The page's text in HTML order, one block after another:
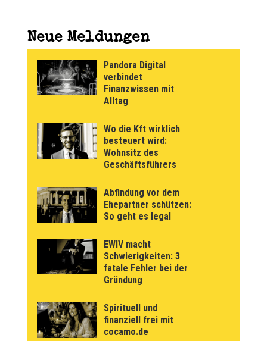
Neue Meldungen
Pandora Digital
verbindet
Finanzwissen mit
Alltag
Wo die Kft wirklich
besteuert wird:
Wohnsitz des
Geschäftsführers
Abfindung vor dem
Ehepartner schützen:
So geht es legal
EWIV macht
Schwierigkeiten: 3
fatale Fehler bei der
Gründung
Spirituell und
finanziell frei mit
cocamo.de